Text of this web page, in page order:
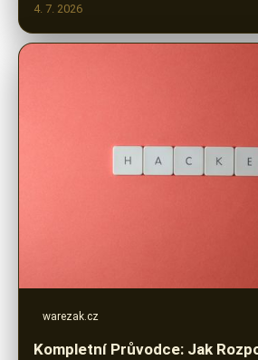
4. 7. 2026
warezak.cz
Kompletní Průvodce: Jak